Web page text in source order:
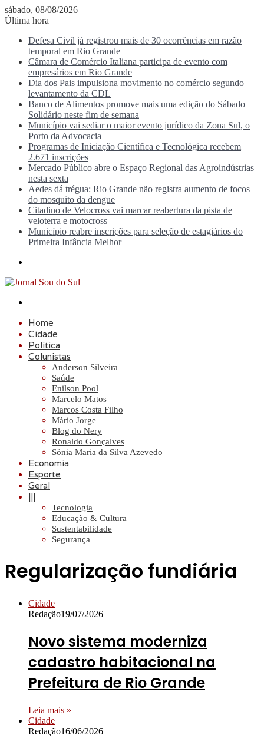
sábado, 08/08/2026
Última hora
Defesa Civil já registrou mais de 30 ocorrências em razão
temporal em Rio Grande
Câmara de Comércio Italiana participa de evento com
empresários em Rio Grande
Dia dos Pais impulsiona movimento no comércio segundo
levantamento da CDL
Banco de Alimentos promove mais uma edição do Sábado
Solidário neste fim de semana
Município vai sediar o maior evento jurídico da Zona Sul, o
Porto da Advocacia
Programas de Iniciação Científica e Tecnológica recebem
2.671 inscrições
Mercado Público abre o Espaço Regional das Agroindústrias
nesta sexta
Aedes dá trégua: Rio Grande não registra aumento de focos
do mosquito da dengue
Citadino de Velocross vai marcar reabertura da pista de
veloterra e motocross
Município reabre inscrições para seleção de estagiários do
Primeira Infância Melhor
Home
Cidade
Política
Colunistas
Anderson Silveira
Saúde
Enilson Pool
Marcelo Matos
Marcos Costa Filho
Mário Jorge
Blog do Nery
Ronaldo Gonçalves
Sônia Maria da Silva Azevedo
Economia
Esporte
Geral
|||
Tecnologia
Educação & Cultura
Sustentabilidade
Segurança
Regularização fundiária
Cidade
Redação19/07/2026
Novo sistema moderniza
cadastro habitacional na
Prefeitura de Rio Grande
Leia mais »
Cidade
Redação16/06/2026